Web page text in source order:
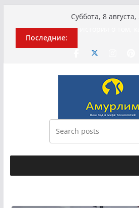
содержимому
Суббота, 8
Последние:
Эхо турецкой
МотоТани?
Гусейна
приговорили к
Илью Ремесло
фейках о
Новые
связали Диану
Холод